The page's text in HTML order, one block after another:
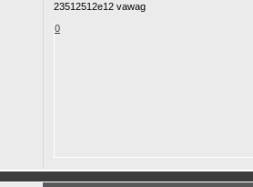
23512512e12 vawag
0